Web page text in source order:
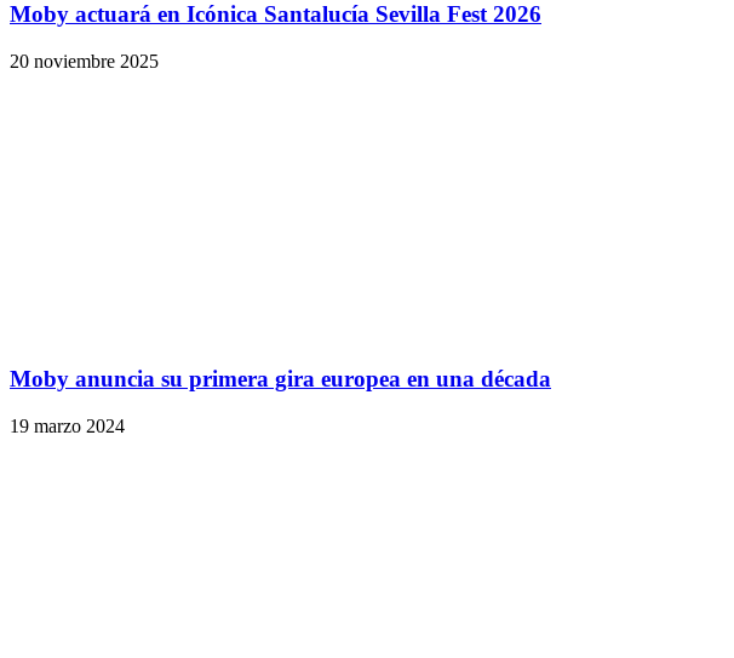
Moby actuará en Icónica Santalucía Sevilla Fest 2026
20 noviembre 2025
Moby anuncia su primera gira europea en una década
19 marzo 2024